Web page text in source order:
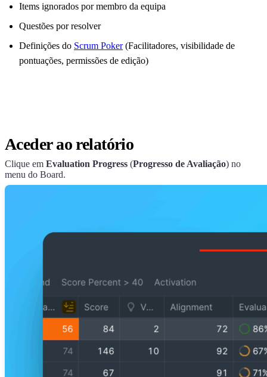
Items ignorados por membro da equipa
Questões por resolver
Definições do Scrum Poker(Facilitadores, visibilidade de
pontuações, permissões de edição)
Aceder ao relatório
Clique em Evaluation Progress (Progresso de Avaliação) no
menu do Board.